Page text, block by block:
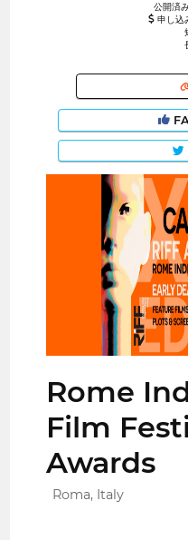
公開済
申し込
Rome
Film
Awards
Roma, Italy